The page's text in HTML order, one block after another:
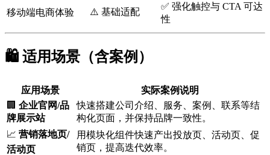
移动端电商体验 ⚠️ 基础适配
✅ 强化触控与 CTA 可达
性
🛍️ 适用场景（含案例）
应用场景
实际案例说明
🏢 企业官网/品
牌展示站
快速搭建公司介绍、服务、案例、联系等结
构化页面，并保持品牌一致性。
📈 营销落地页/
活动页
用模块化组件快速产出投放页、活动页、促
销页，提高迭代效率。